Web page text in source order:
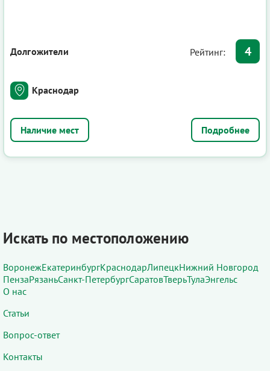
Долгожители Рейтинг: 4
Краснодар
Подробнее
Искать по местоположению
ВоронежЕкатеринбургКраснодарЛипецкНижний Новгород
ПензаРязаньСанкт-ПетербургСаратовТверьТулаЭнгельс
О нас
Статьи
Вопрос-ответ
Контакты